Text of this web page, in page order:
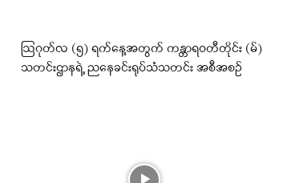
ဩဂုတ်လ (၅) ရက်နေ့အတွက် ကန္တာရဝတီတိုင်း (မ်)
သတင်းဌာနရဲ့ ညနေခင်းရုပ်သံသတင်း အစီအစဉ်